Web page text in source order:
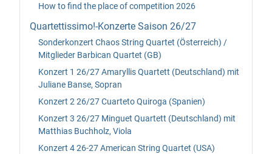
How to find the place of competition 2026
Quartettissimo!-Konzerte Saison 26/27
Sonderkonzert Chaos String Quartet (Österreich) /
Mitglieder Barbican Quartet (GB)
Konzert 1 26/27 Amaryllis Quartett (Deutschland) mit
Juliane Banse, Sopran
Konzert 2 26/27 Cuarteto Quiroga (Spanien)
Konzert 3 26/27 Minguet Quartett (Deutschland) mit
Matthias Buchholz, Viola
Konzert 4 26-27 American String Quartet (USA)